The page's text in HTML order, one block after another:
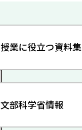
授業に役立つ資料集
文部科学省情報